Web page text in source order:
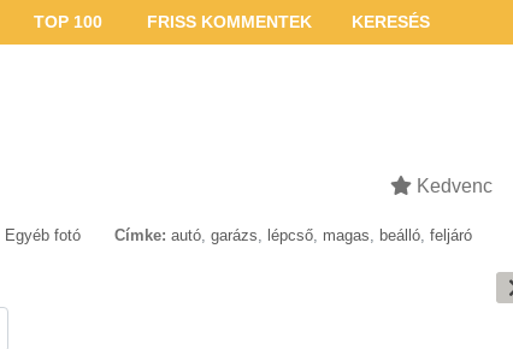
TOP 100 FRISS KOMMENTEK KERESÉS
Kedvenc
Egyéb fotó Címke: autó, garázs, lépcső, magas, beálló, feljáró